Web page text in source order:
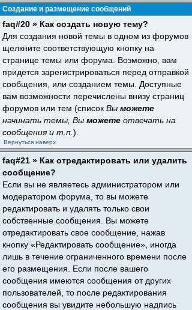
Создание и размещение сообщений
faq#20 » Как создать новую тему?
Для создания новой темы в одном из форумов
щелкните соответствующую кнопку на
странице темы или форума. Возможно, вам
придется зарегистрироваться перед отправкой
сообщения, или созданием темы. Доступные
вам возможности перечислены внизу страниц
форумов или тем (список Вы можете
начинать темы, Вы можете отвечать на
сообщения и т.п. ).
Вернуться наверх
faq#21 » Как отредактировать или удалить
сообщение?
Если вы не являетесь администратором или
модератором форума, то вы можете
редактировать и удалять только свои
собственные сообщения. Вы можете
отредактировать свое сообщение, нажав
кнопку «Редактировать сообщение», иногда
лишь в течение ограниченного времени после
его размещения. Если после вашего
сообщения имеются сообщения от других
пользователей, то после редактирования
сообщения вы увидите небольшую надпись